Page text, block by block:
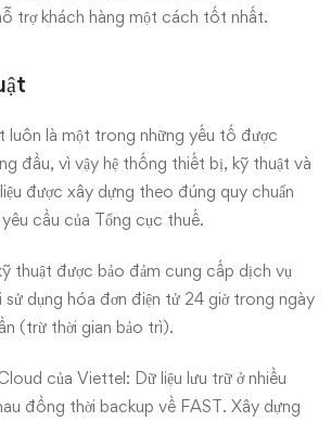
trợ khách hàng một cách tốt nhất.
luôn là một trong những yếu tố được
đầu, vì vậy hệ thống thiết bị, kỹ thuật và
được xây dựng theo đúng quy chuẩn
cầu của Tổng cục thuế.
thuật được bảo đảm cung cấp dịch vụ
sử dụng hóa đơn điện tử 24 giờ trong ngày
(trừ thời gian bảo trì).
của Viettel: Dữ liệu lưu trữ ở nhiều
đồng thời backup về FAST. Xây dựng